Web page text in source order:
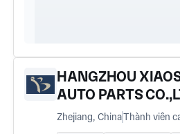
HANGZHOU
AUTO PARTS
Zhejiang, ChinaThành viên